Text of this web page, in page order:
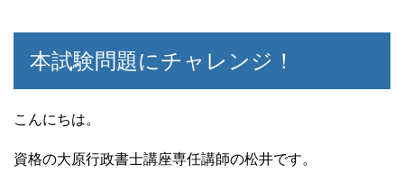
c
e
b
o
o
tt
er
e
本試験問題にチャレンジ！
こんにちは。
資格の大原行政書士講座専任講師の松井です。